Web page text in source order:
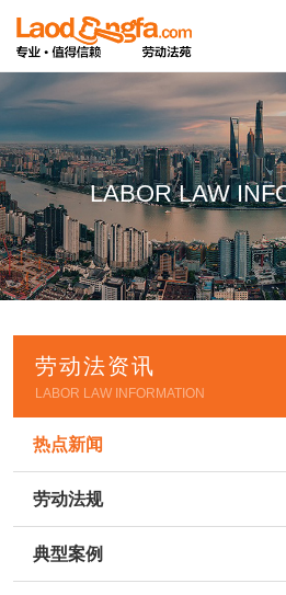
LABOR LAW
劳动法资讯
LABOR LAW INFORMATION
热点新闻
劳动法规
典型案例